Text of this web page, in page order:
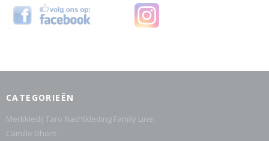
CATEGORIEËN
Merkkledij Taro Nachtkleding Family Line.
Camille Dhont